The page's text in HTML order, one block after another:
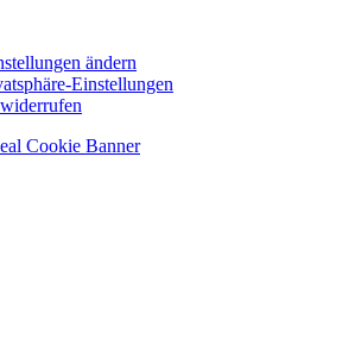
ändern
Einstellungen
Cookie Banner